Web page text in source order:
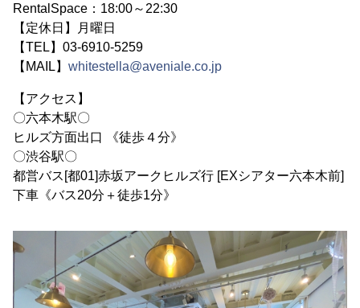
RentalSpace：18:00～22:30
【定休日】月曜日
【TEL】03-6910-5259
【MAIL】 whitestella@aveniale.co.jp
【アクセス】
〇六本木駅〇
ヒルズ方面出口 《徒歩４分》
〇渋谷駅〇
都営バス[都01]赤坂アークヒルズ行 [EXシアター六本木前]
下車《バス20分＋徒歩1分》